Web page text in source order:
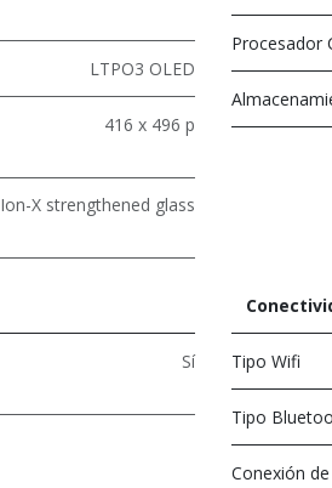
LTPO3 OLED
416 x 496 p
Ion-X strengthened glass
Procesador
Sí Tipo Wifi
Tipo
Conexión